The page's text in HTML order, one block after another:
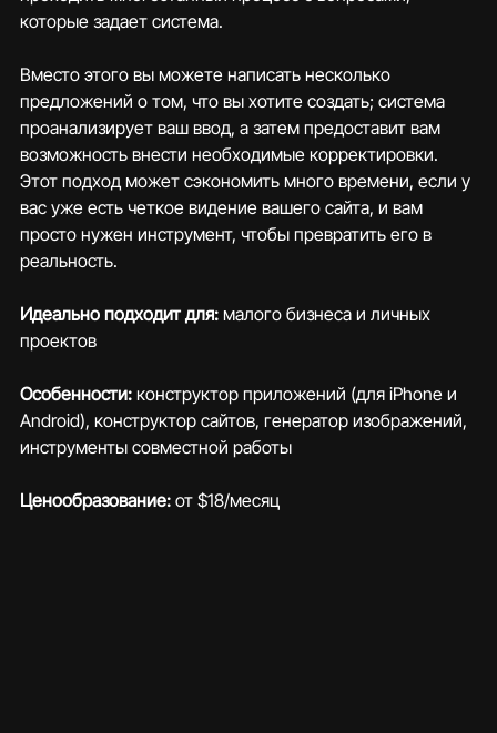
которые задает система.
Вместо этого вы можете написать несколько
предложений о том, что вы хотите создать; система
проанализирует ваш ввод, а затем предоставит вам
возможность внести необходимые корректировки.
Этот подход может сэкономить много времени, если у
вас уже есть четкое видение вашего сайта, и вам
просто нужен инструмент, чтобы превратить его в
реальность.
Идеально подходит для: малого бизнеса и личных
проектов
Особенности: конструктор приложений (для iPhone и
Android), конструктор сайтов, генератор изображений,
инструменты совместной работы
Ценообразование: от $18/месяц